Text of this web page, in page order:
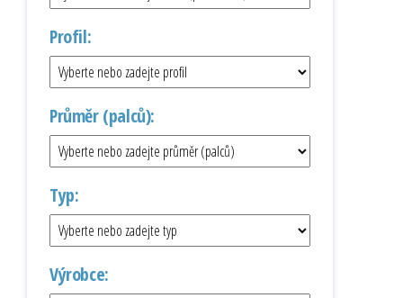
Profil:
Průměr (palců):
Typ:
Výrobce: